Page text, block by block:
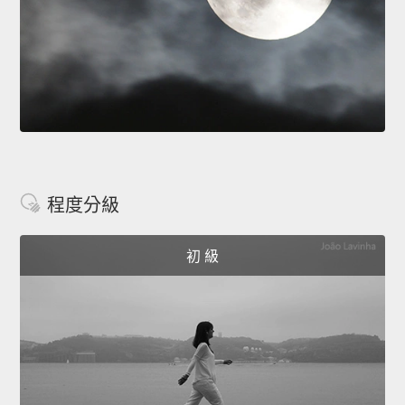
程度分級
初 級